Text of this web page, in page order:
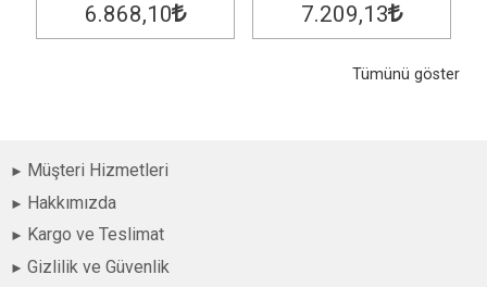
6.868,10 7.209,13
Tümünü göster
Müşteri Hizmetleri
Hakkımızda
Kargo ve Teslimat
Gizlilik ve Güvenlik